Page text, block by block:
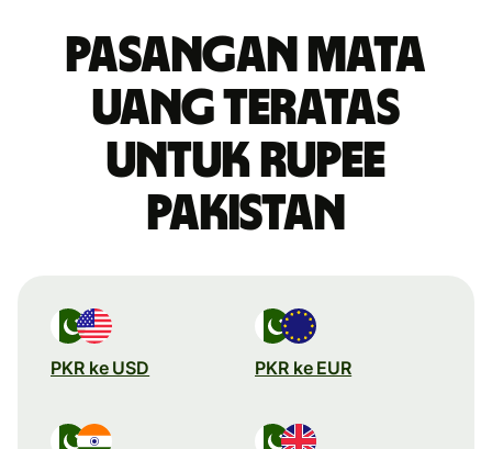
Pasangan mata
uang teratas
untuk rupee
Pakistan
PKR ke USD PKR ke EUR